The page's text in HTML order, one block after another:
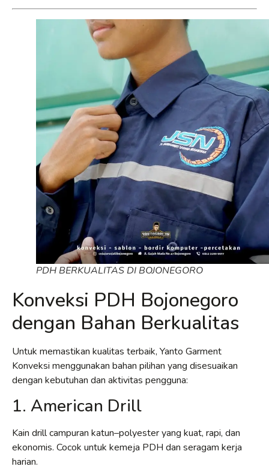
PDH BERKUALITAS DI BOJONEGORO
Konveksi PDH Bojonegoro
dengan Bahan Berkualitas
Untuk memastikan kualitas terbaik, Yanto Garment
Konveksi menggunakan bahan pilihan yang disesuaikan
dengan kebutuhan dan aktivitas pengguna:
1. American Drill
Kain drill campuran katun–polyester yang kuat, rapi, dan
ekonomis. Cocok untuk kemeja PDH dan seragam kerja
harian.